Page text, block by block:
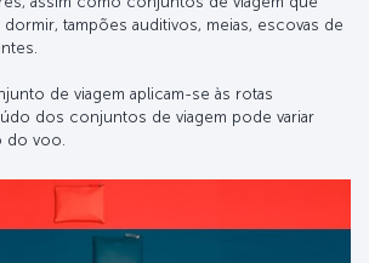
tampões auditivos, meias, escovas de
de viagem aplicam-se às rotas
dos conjuntos de viagem pode variar
do voo.